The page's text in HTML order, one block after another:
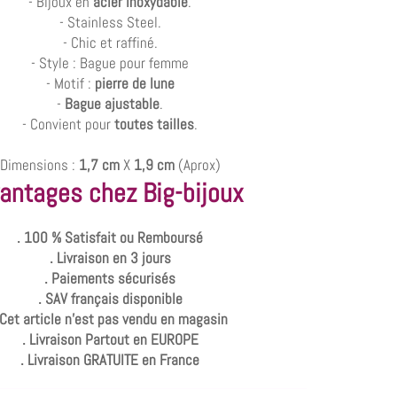
- Stainless Steel.
- Chic et raffiné.
- Style : Bague pour femme
- Motif : pierre de lune
- Bague ajustable.
- Convient pourtoutes tailles.
Dimensions : 1,7 cmX 1,9 cm(Aprox)
chez Big-bijoux
. 100 % Satisfait ou Remboursé
. Livraison en 3 jours
. Paiements sécurisés
. SAV français disponible
article n'est pas vendu en magasin
. Livraison Partout en EUROPE
. Livraison GRATUITE en France